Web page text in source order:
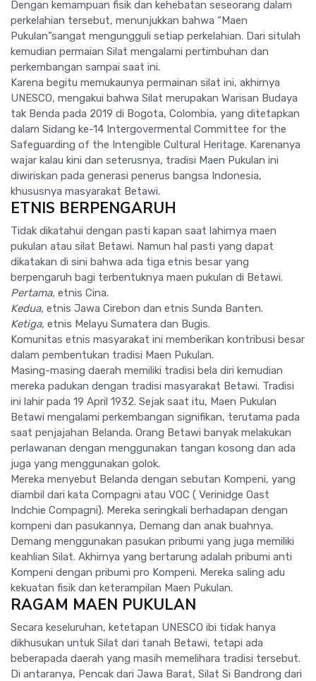
Dengan kemampuan fisik dan kehebatan seseorang dalam
perkelahian tersebut, menunjukkan bahwa “Maen
Pukulan”sangat mengungguli setiap perkelahian. Dari situlah
kemudian permaian Silat mengalami pertimbuhan dan
perkembangan sampai saat ini.
Karena begitu memukaunya permainan silat ini, akhirnya
UNESCO, mengakui bahwa Silat merupakan Warisan Budaya
tak Benda pada 2019 di Bogota, Colombia, yang ditetapkan
dalam Sidang ke-14 Intergovermental Committee for the
Safeguarding of the Intengible Cultural Heritage. Karenanya
wajar kalau kini dan seterusnya, tradisi Maen Pukulan ini
diwiriskan pada generasi penerus bangsa Indonesia,
khususnya masyarakat Betawi.
ETNIS BERPENGARUH
Tidak dikatahui dengan pasti kapan saat lahirnya maen
pukulan atau silat Betawi. Namun hal pasti yang dapat
dikatakan di sini bahwa ada tiga etnis besar yang
berpengaruh bagi terbentuknya maen pukulan di Betawi.
Pertama, etnis Cina.
Kedua, etnis Jawa Cirebon dan etnis Sunda Banten.
Ketiga, etnis Melayu Sumatera dan Bugis.
Komunitas etnis masyarakat ini memberikan kontribusi besar
dalam pembentukan tradisi Maen Pukulan.
Masing-masing daerah memiliki tradisi bela diri kemudian
mereka padukan dengan tradisi masyarakat Betawi. Tradisi
ini lahir pada 19 April 1932. Sejak saat itu, Maen Pukulan
Betawi mengalami perkembangan signifikan, terutama pada
saat penjajahan Belanda. Orang Betawi banyak melakukan
perlawanan dengan menggunakan tangan kosong dan ada
juga yang menggunakan golok.
Mereka menyebut Belanda dengan sebutan Kompeni, yang
diambil dari kata Compagni atau VOC ( Verinidge Oast
Indchie Compagni). Mereka seringkali berhadapan dengan
kompeni dan pasukannya, Demang dan anak buahnya.
Demang menggunakan pasukan pribumi yang juga memiliki
keahlian Silat. Akhirnya yang bertarung adalah pribumi anti
Kompeni dengan pribumi pro Kompeni. Mereka saling adu
kekuatan fisik dan keterampilan Maen Pukulan.
RAGAM MAEN PUKULAN
Secara keseluruhan, ketetapan UNESCO ibi tidak hanya
dikhusukan untuk Silat dari tanah Betawi, tetapi ada
beberapada daerah yang masih memelihara tradisi tersebut.
Di antaranya, Pencak dari Jawa Barat, Silat Si Bandrong dari